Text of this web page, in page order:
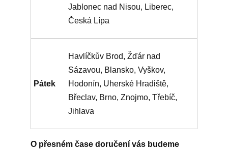
Jablonec nad Nisou, Liberec,
Česká Lípa
Pátek
Havlíčkův Brod, Žďár nad
Sázavou, Blansko, Vyškov,
Hodonín, Uherské Hradiště,
Břeclav, Brno, Znojmo, Třebíč,
Jihlava
O přesném čase doručení vás budeme